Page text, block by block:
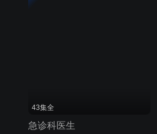
43集全
急诊科医生